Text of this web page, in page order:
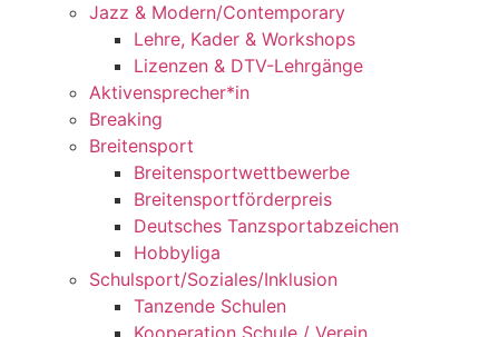
Jazz & Modern/Contemporary
Lehre, Kader & Workshops
Lizenzen & DTV-Lehrgänge
Aktivensprecher*in
Breaking
Breitensport
Breitensportwettbewerbe
Breitensportförderpreis
Deutsches Tanzsportabzeichen
Hobbyliga
Schulsport/Soziales/Inklusion
Tanzende Schulen
Kooperation Schule / Verein